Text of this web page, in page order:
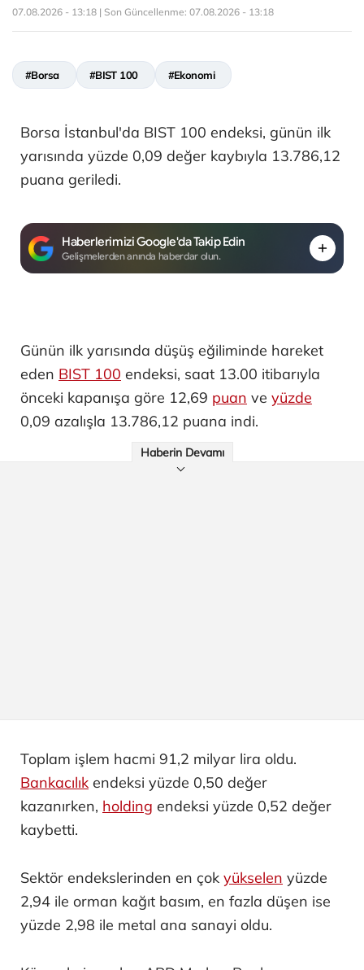
07.08.2026 - 13:18 | Son Güncellenme: 07.08.2026 - 13:18
#Borsa #BIST 100 #Ekonomi
Borsa İstanbul'da BIST 100 endeksi, günün ilk
yarısında yüzde 0,09 değer kaybıyla 13.786,12
puana geriledi.
Haberlerimizi Google'da Takip Edin
Gelişmelerden anında haberdar olun.
Günün ilk yarısında düşüş eğiliminde hareket
eden BIST 100 endeksi, saat 13.00 itibarıyla
önceki kapanışa göre 12,69 puan ve yüzde
0,09 azalışla 13.786,12 puana indi.
Haberin Devamı
Toplam işlem hacmi 91,2 milyar lira oldu.
Bankacılık endeksi yüzde 0,50 değer
kazanırken, holding endeksi yüzde 0,52 değer
kaybetti.
Sektör endekslerinden en çok yükselen yüzde
2,94 ile orman kağıt basım, en fazla düşen ise
yüzde 2,98 ile metal ana sanayi oldu.